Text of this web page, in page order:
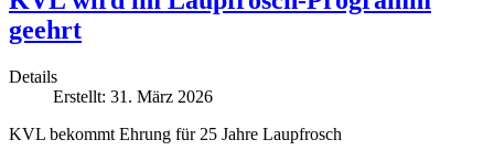
geehrt
Details
Erstellt: 31. März 2026
KVL bekommt Ehrung für 25 Jahre Laupfrosch